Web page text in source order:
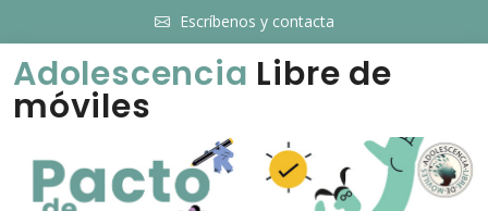
Escríbenos y contacta
Adolescencia Libre de
móviles